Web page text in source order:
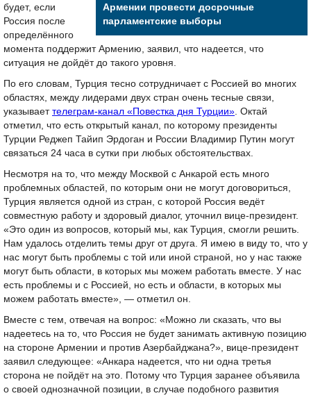
Армении провести досрочные
парламентские выборы
будет, если
Россия после
определённого
момента поддержит Армению, заявил, что надеется, что
ситуация не дойдёт до такого уровня.
По его словам, Турция тесно сотрудничает с Россией во многих
областях, между лидерами двух стран очень тесные связи,
указывает телеграм-канал «Повестка дня Турции». Октай
отметил, что есть открытый канал, по которому президенты
Турции Реджеп Тайип Эрдоган и России Владимир Путин могут
связаться 24 часа в сутки при любых обстоятельствах.
Несмотря на то, что между Москвой с Анкарой есть много
проблемных областей, по которым они не могут договориться,
Турция является одной из стран, с которой Россия ведёт
совместную работу и здоровый диалог, уточнил вице-президент.
«Это один из вопросов, который мы, как Турция, смогли решить.
Нам удалось отделить темы друг от друга. Я имею в виду то, что у
нас могут быть проблемы с той или иной страной, но у нас также
могут быть области, в которых мы можем работать вместе. У нас
есть проблемы и с Россией, но есть и области, в которых мы
можем работать вместе», — отметил он.
Вместе с тем, отвечая на вопрос: «Можно ли сказать, что вы
надеетесь на то, что Россия не будет занимать активную позицию
на стороне Армении и против Азербайджана?», вице-президент
заявил следующее: «Анкара надеется, что ни одна третья
сторона не пойдёт на это. Потому что Турция заранее объявила
о своей однозначной позиции, в случае подобного развития